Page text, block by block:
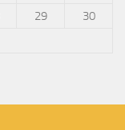
29
30